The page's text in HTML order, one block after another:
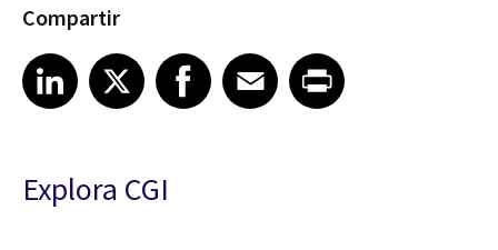
Compartir
Share article on LinkedIn
LinkedIn
Share article on XShare article on Facebook
Facebook
Share article on Email
EmailShare article on Print
Explora CGI